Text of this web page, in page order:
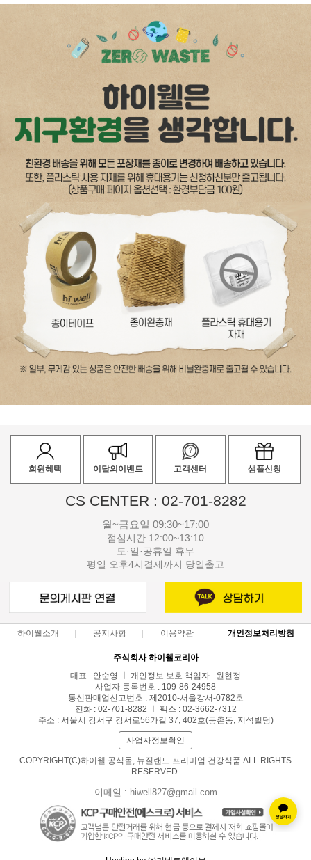
회원혜택 이달의이벤트 고객센터 샘플신청
CS CENTER : 02-701-8282
월~금요일 09:30~17:00
점심시간 12:00~13:10
토·일·공휴일 휴무
평일 오후4시결제까지 당일출고
하이웰소개 공지사항 이용약관 개인정보처리방침
주식회사 하이웰코리아
대표 : 안순영 ㅣ 개인정보 보호 책임자 : 원현정
사업자 등록번호 : 109-86-24958
통신판매업신고번호 : 제2010-서울강서-0782호
전화 : 02-701-8282 ㅣ 팩스 : 02-3662-7312
주소 : 서울시 강서구 강서로56가길 37, 402호(등촌동, 지석빌딩)
사업자정보확인
COPYRIGHT(C)하이웰 공식몰, 뉴질랜드 프리미엄 건강식품 ALL RIGHTS
RESERVED.
이메일 : hiwell827@gmail.com